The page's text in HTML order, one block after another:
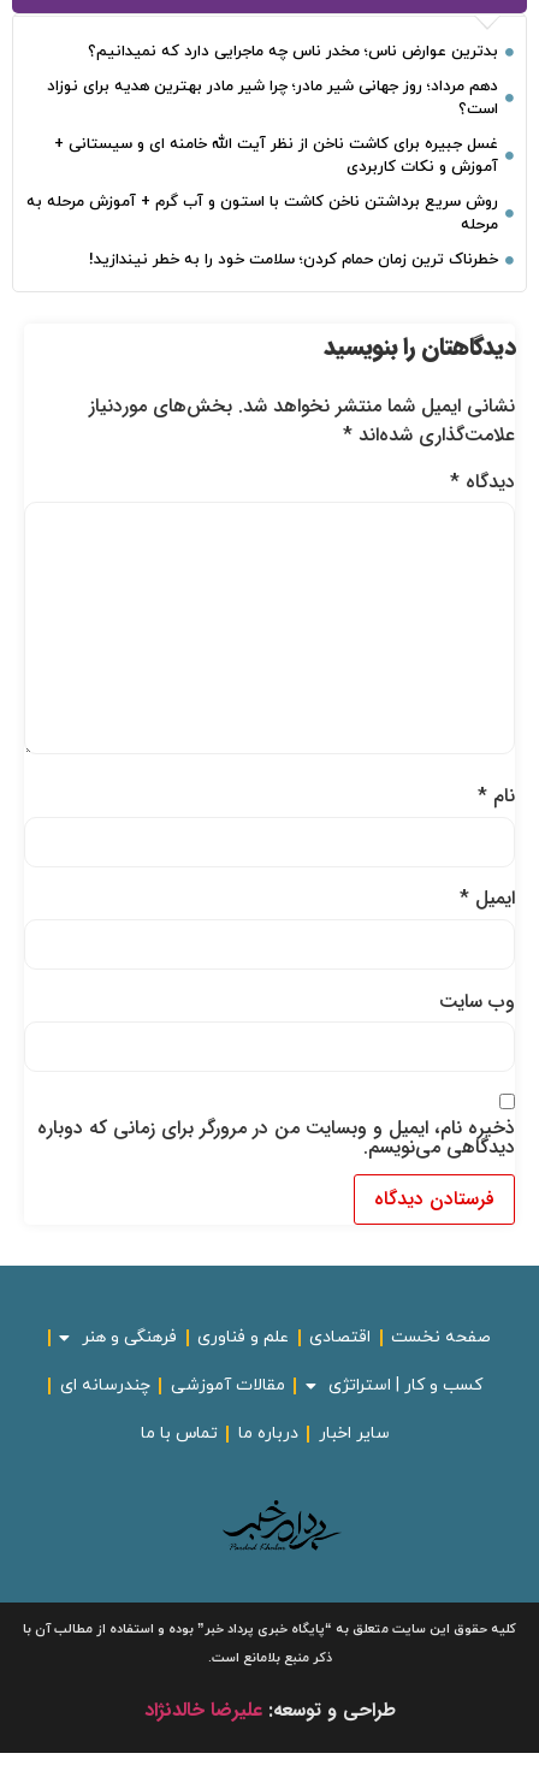
بدترین عوارض ناس؛ مخدر ناس چه ماجرایی دارد که نمیدانیم؟
دهم مرداد؛ روز جهانی شیر مادر؛ چرا شیر مادر بهترین هدیه برای نوزاد
است؟
غسل جبیره برای کاشت ناخن از نظر آیت الله خامنه ای و سیستانی +
آموزش و نکات کاربردی
روش سریع برداشتن ناخن کاشت با استون و آب گرم + آموزش مرحله به
مرحله
خطرناک‌ ترین زمان‌ حمام کردن؛ سلامت خود را به خطر نیندازید!
دیدگاهتان را بنویسید
نشانی ایمیل شما منتشر نخواهد شد. بخش‌های موردنیاز
علامت‌گذاری شده‌اند*
دیدگاه*
نام*
ایمیل*
وب‌ سایت
ذخیره نام، ایمیل و وبسایت من در مرورگر برای زمانی که دوباره
دیدگاهی می‌نویسم.
صفحه نخست اقتصادی علم و فناوری فرهنگی و هنر
کسب و کار | استراتژی مقالات آموزشی چندرسانه ای
سایر اخبار درباره ما تماس با ما
کلیه حقوق این سایت متعلق به“پایگاه خبریپرداد خبر”بوده و استفاده از مطالب آن با
ذکر منبع بلامانع است.
طراحی و توسعه:علیرضا خالدنژاد